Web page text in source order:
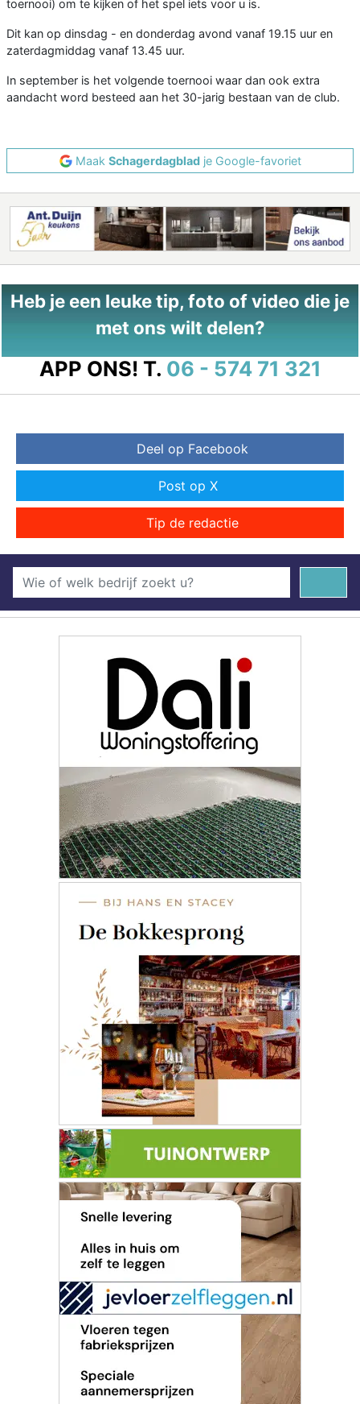
toernooi) om te kijken of het spel iets voor u is.
Dit kan op dinsdag - en donderdag avond vanaf 19.15 uur en
zaterdagmiddag vanaf 13.45 uur.
In september is het volgende toernooi waar dan ook extra
aandacht word besteed aan het 30-jarig bestaan van de club.
Maak Schagerdagbladje Google-favoriet
Heb je een leuke tip, foto of video die je
met ons wilt delen?
APP ONS! T. 06 - 574 71 321
Deel op Facebook
Post op X
Tip de redactie